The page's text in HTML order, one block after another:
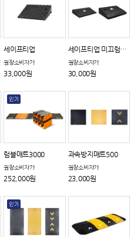
세이프티업
권장소비자가
33,000원
세이프티업 미끄럼방지
권장소비자가
30,000원
럼블매트3000
권장소비자가
252,000원
과속방지매트500
권장소비자가
23,000원